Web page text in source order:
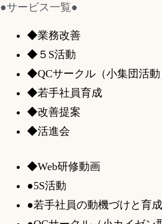
●サービス一覧●
◆業務改善
◆５S活動
◆QCサークル（小集団活動
◆若手社員育成
◆改善提案
◆活進会
◆Web研修動画
●5S活動
●若手社員の動機づけと育